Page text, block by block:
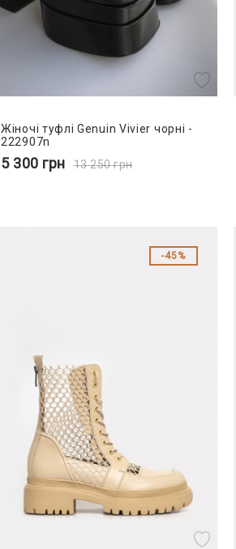
Жіночі туфлі Genuin Vivier чорні -
222907n
5 300 грн 13 250грн
45%